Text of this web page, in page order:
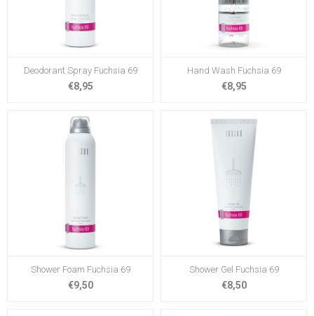
Deodorant Spray Fuchsia 69
€8,95
Hand Wash Fuchsia 69
€8,95
Shower Foam Fuchsia 69
€9,50
Shower Gel Fuchsia 69
€8,50